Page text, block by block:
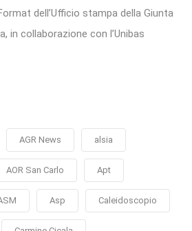
dell’Ufficio stampa della Giunta
in collaborazione con l’Unibas
AGR News alsia
AOR San Carlo Apt
Asp Caleidoscopio